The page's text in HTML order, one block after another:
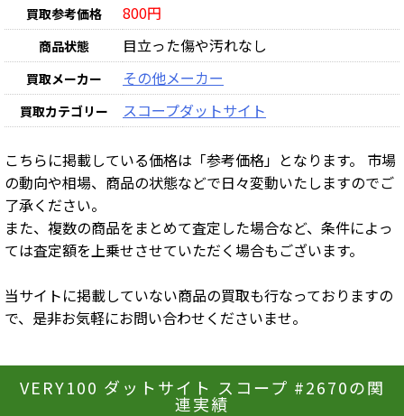
買取参考価格 800円
商品状態 目立った傷や汚れなし
買取メーカー その他メーカー
買取カテゴリー スコープダットサイト
こちらに掲載している価格は「参考価格」となります。 市場
の動向や相場、商品の状態などで日々変動いたしますのでご
了承ください。
また、複数の商品をまとめて査定した場合など、条件によっ
ては査定額を上乗せさせていただく場合もございます。
当サイトに掲載していない商品の買取も行なっておりますの
で、是非お気軽にお問い合わせくださいませ。
VERY100 ダットサイト スコープ #2670の関
連実績